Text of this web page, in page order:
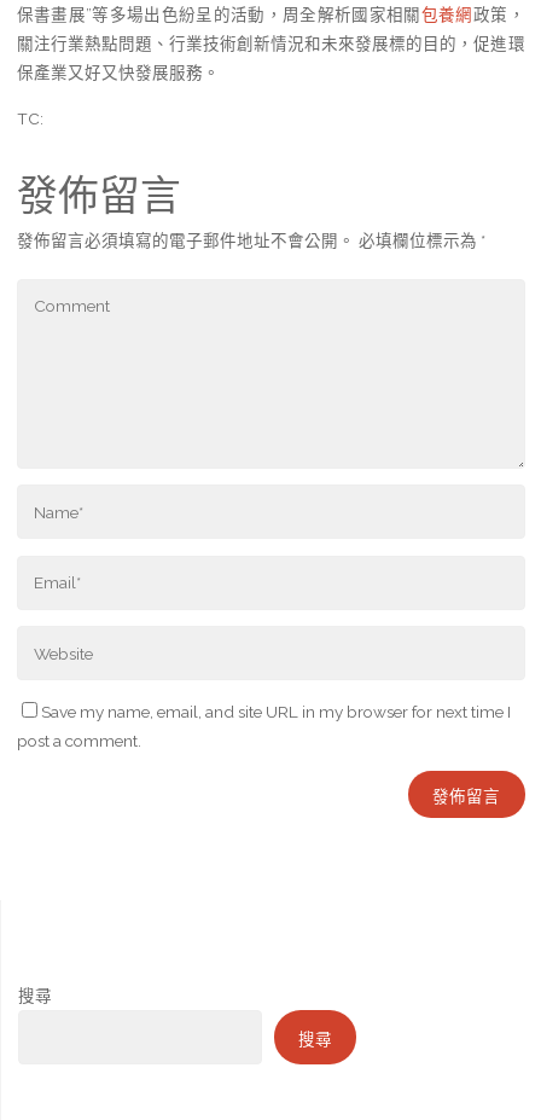
保書畫展”等多場出色紛呈的活動，周全解析國家相關包養網政策，
關注行業熱點問題、行業技術創新情況和未來發展標的目的，促進環
保產業又好又快發展服務。
TC:
發佈留言
發佈留言必須填寫的電子郵件地址不會公開。 必填欄位標示為 *
Save my name, email, and site URL in my browser for next time I
post a comment.
搜尋
搜尋